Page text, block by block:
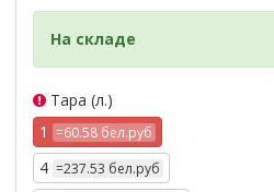
На складе
Тара (л.)
1 =60.58 бел.руб
4 =237.53 бел.руб